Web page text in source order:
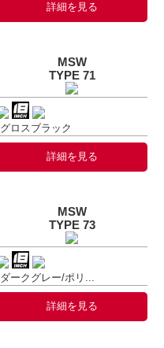
詳細を見る
MSW
TYPE 71
グロスブラック
詳細を見る
MSW
TYPE 73
ダークグレー/ポリ...
詳細を見る